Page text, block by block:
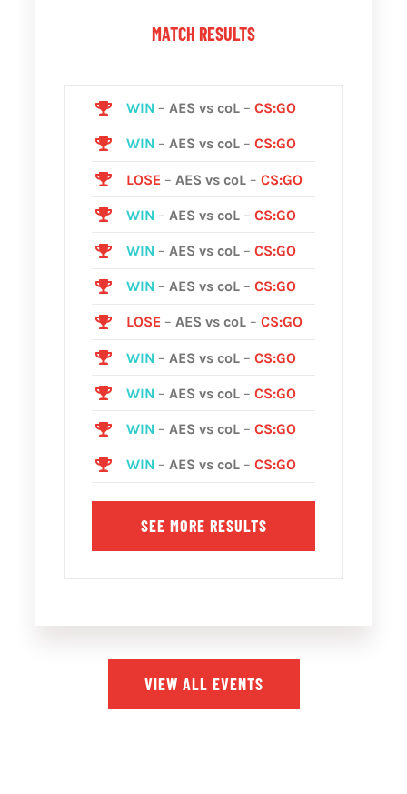
MATCH RESULTS
WIN –AES vs coL –CS:GO
WIN –AES vs coL –CS:GO
LOSE – AES vs coL –CS:GO
WIN –AES vs coL –CS:GO
WIN –AES vs coL –CS:GO
WIN –AES vs coL –CS:GO
LOSE –AES vs coL –CS:GO
WIN – AES vs coL –CS:GO
WIN – AES vs coL –CS:GO
WIN –AES vs coL –CS:GO
WIN –AES vs coL –CS:GO
SEE MORE RESULTS
VIEW ALL EVENTS